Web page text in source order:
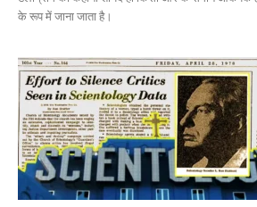
के रूप में जाना जाता है।